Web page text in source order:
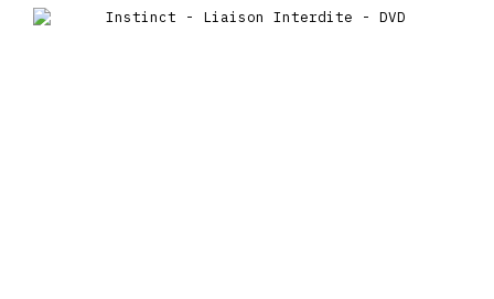
d’Adieu Afrique.